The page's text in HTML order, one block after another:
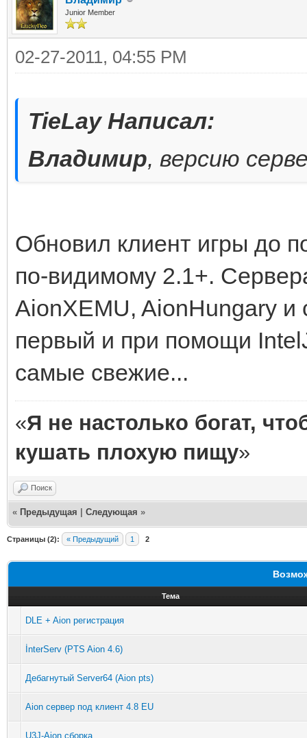
Junior Member
02-27-2011, 04:55 PM
TieLay Написал:
Владимир, версию
Обновил клиент игры до
по-видимому 2.1+.
AionXEMU, AionHungary
первый и при помощи
самые свежие...
«Я не настолько богат,
кушать плохую пищу»
Поиск
« Предыдущая Следующая »
Страницы (2): « Предыдущий 1 2
Тема
DLE + Aion регистрация
İnterServ (PTS Aion 4.6)
Дебагнутый Server64 (Aion pts)
Aion сервер под клиент 4.8 EU
U3J-Aion сборка